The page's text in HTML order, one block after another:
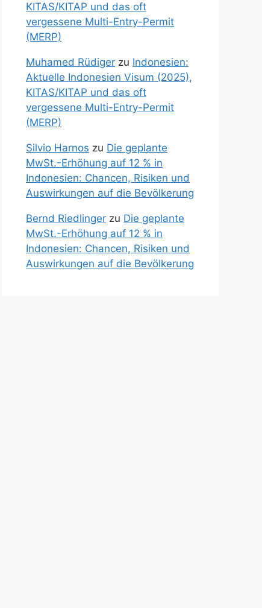
KITAS/KITAP und das oft
vergessene Multi-Entry-Permit
(MERP)
Muhamed Rüdiger zu Indonesien:
Aktuelle Indonesien Visum (2025),
KITAS/KITAP und das oft
vergessene Multi-Entry-Permit
(MERP)
Silvio Harnos zu Die geplante
MwSt.-Erhöhung auf 12 % in
Indonesien: Chancen, Risiken und
Auswirkungen auf die Bevölkerung
Bernd Riedlinger zu Die geplante
MwSt.-Erhöhung auf 12 % in
Indonesien: Chancen, Risiken und
Auswirkungen auf die Bevölkerung